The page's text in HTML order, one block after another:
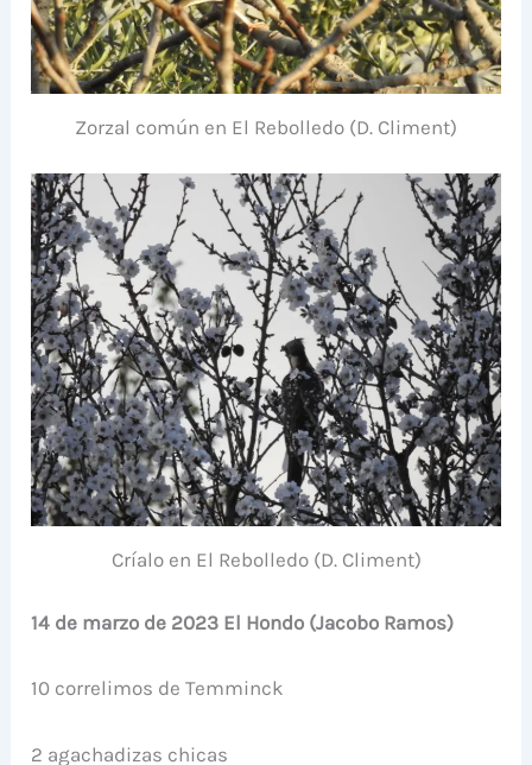
Zorzal común en El Rebolledo (D. Climent)
Críalo en El Rebolledo (D. Climent)
14 de marzo de 2023 El Hondo (Jacobo Ramos)
10 correlimos de Temminck
2 agachadizas chicas